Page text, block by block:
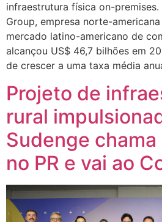
infraestrutura física on-premises.
Group, empresa norte-
mercado latino-americano de
alcançou US$ 46,7 bilhões em
de crescer a uma taxa média
Projeto de
rural
Sudenge
no PR e vai ao